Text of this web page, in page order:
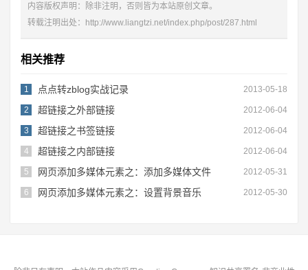
内容版权声明：除非注明，否则皆为本站原创文章。
转载注明出处： http://www.liangtzi.net/index.php/post/287.html
相关推荐
2013-05-18
1 点点转zblog实战记录
2012-06-04
2 超链接之外部链接
2012-06-04
3 超链接之书签链接
2012-06-04
4 超链接之内部链接
2012-05-31
5 网页添加多媒体元素之：添加多媒体文件
2012-05-30
6 网页添加多媒体元素之：设置背景音乐